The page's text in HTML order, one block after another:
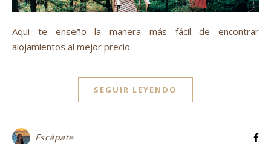
Aqui te enseño la manera más fácil de encontrar
alojamientos al mejor precio.
SEGUIR LEYENDO
Escápate